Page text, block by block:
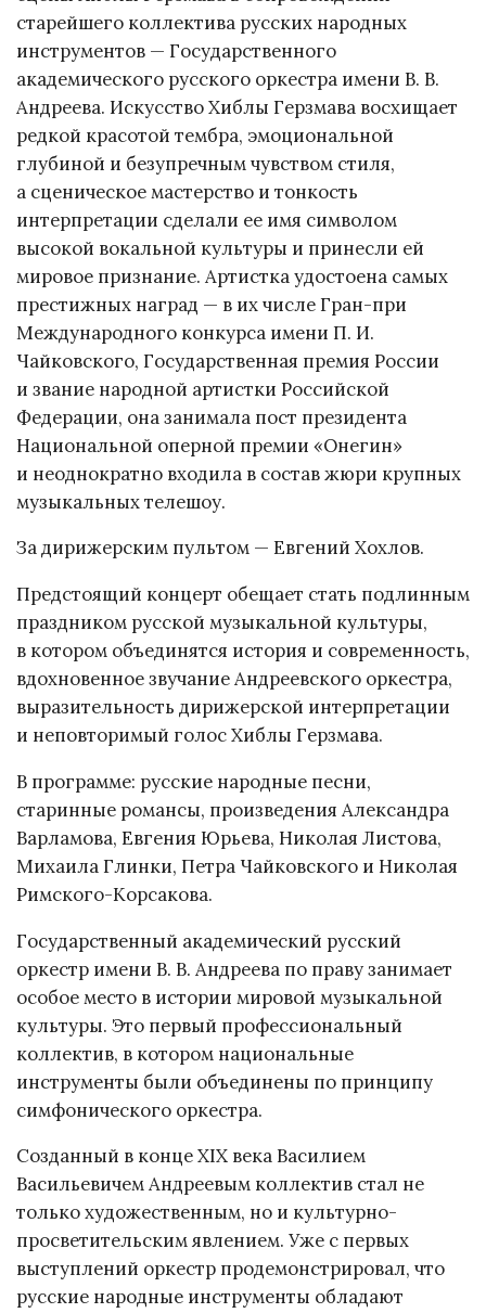
старейшего коллектива русских народных
инструментов — Государственного
академического русского оркестра имени В. В.
Андреева. Искусство Хиблы Герзмава восхищает
редкой красотой тембра, эмоциональной
глубиной и безупречным чувством стиля,
а сценическое мастерство и тонкость
интерпретации сделали ее имя символом
высокой вокальной культуры и принесли ей
мировое признание. Артистка удостоена самых
престижных наград — в их числе Гран-при
Международного конкурса имени П. И.
Чайковского, Государственная премия России
и звание народной артистки Российской
Федерации, она занимала пост президента
Национальной оперной премии «Онегин»
и неоднократно входила в состав жюри крупных
музыкальных телешоу.
За дирижерским пультом — Евгений Хохлов.
Предстоящий концерт обещает стать подлинным
праздником русской музыкальной культуры,
в котором объединятся история и современность,
вдохновенное звучание Андреевского оркестра,
выразительность дирижерской интерпретации
и неповторимый голос Хиблы Герзмава.
В программе: русские народные песни,
старинные романсы, произведения Александра
Варламова, Евгения Юрьева, Николая Листова,
Михаила Глинки, Петра Чайковского и Николая
Римского-Корсакова.
Государственный академический русский
оркестр имени В. В. Андреева по праву занимает
особое место в истории мировой музыкальной
культуры. Это первый профессиональный
коллектив, в котором национальные
инструменты были объединены по принципу
симфонического оркестра.
Созданный в конце XIX века Василием
Васильевичем Андреевым коллектив стал не
только художественным, но и культурно-
просветительским явлением. Уже с первых
выступлений оркестр продемонстрировал, что
русские народные инструменты обладают